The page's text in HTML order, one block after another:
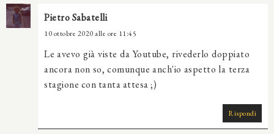
Pietro Sabatelli
10 ottobre 2020 alle ore 11:45
Le avevo già viste da Youtube, rivederlo doppiato
ancora non so, comunque anch'io aspetto la terza
stagione con tanta attesa ;)
Rispondi